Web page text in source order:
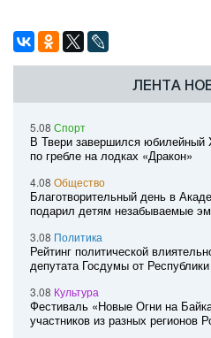
ЛЕНТА
5.08 Спорт
В Твери завершился юбилейный
по гребле на лодках «Дракон»
4.08 Общество
Благотворительный день в
подарил детям незабываемые
3.08 Политика
Рейтинг политической
депутата Госдумы от
3.08 Культура
Фестиваль «Новые Огни на
участников из разных регионов